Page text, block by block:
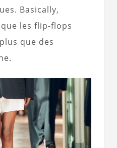
Basically,
les flip-flops
que des